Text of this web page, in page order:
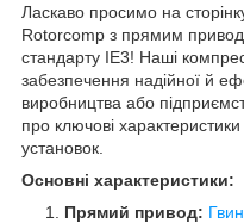
Ласкаво просимо на
Rotorcomp з прямим
стандарту IE3! Наші
забезпечення надійної й
виробництва або
про ключові
установок.
Основні характеристики:
Прямий привод: